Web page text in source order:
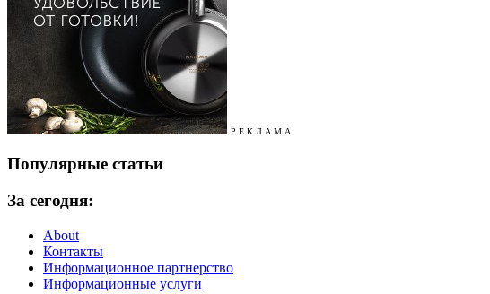
Р Е К Л А М А
Популярные статьи
За сегодня:
About
Контакты
Информационное партнерство
Информационные услуги